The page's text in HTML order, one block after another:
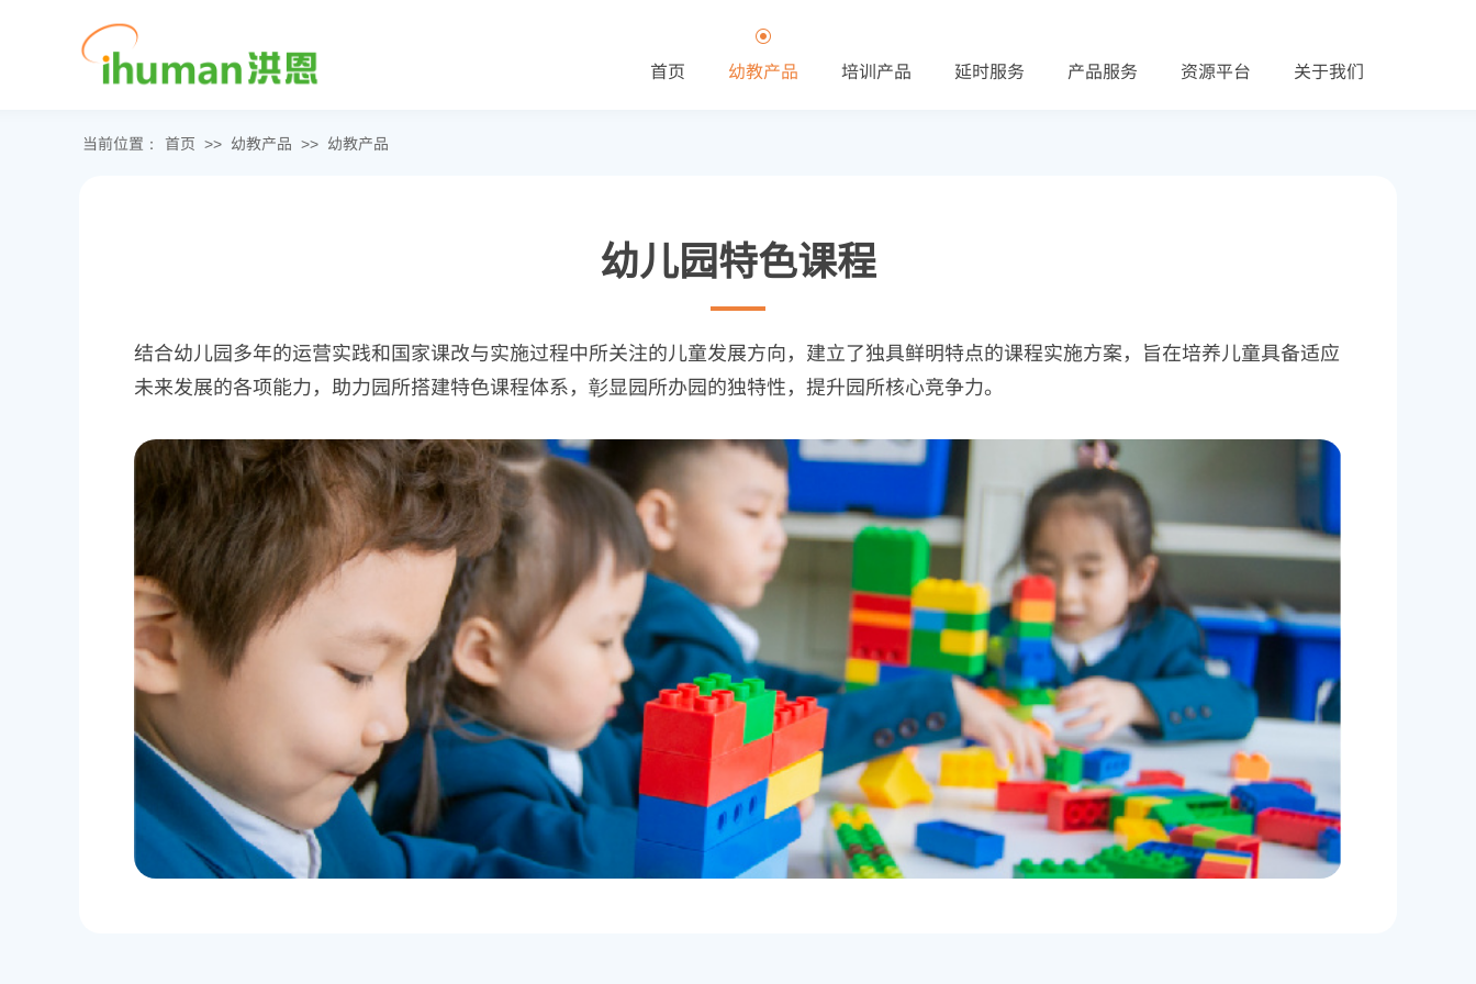
首页 >> 幼教产品 >> 幼教产品
当前位置：
幼儿园特色课程
结合幼儿园多年的运营实践和国家课改与实施过程中所关注的儿童发展方向，建立了独具鲜明特点的课程实施方案，旨在培养儿童具备适应
未来发展的各项能力，助力园所搭建特色课程体系，彰显园所办园的独特性，提升园所核心竞争力。
首页 幼教产品 培训产品 延时服务 产品服务 资源平台 关于我们